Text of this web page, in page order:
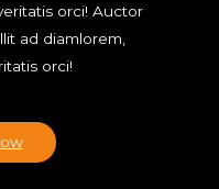
orci! Auctor
ad diamlorem,
orci!